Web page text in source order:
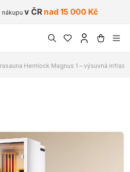
nákupu v ČR nad 15 000 Kč
Hemlock Magnus 1 – výsuvná